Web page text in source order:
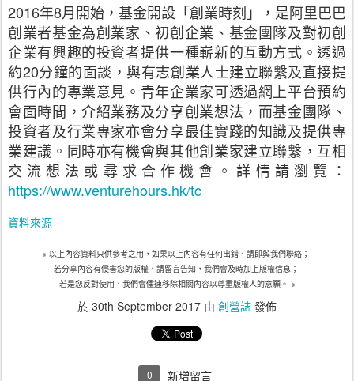
2016年8月開始，基金開設「創業時刻」，是阿里巴巴
創業者基金為創業家、初創企業、基金團隊及對初創
企業有興趣的投資者提供一種嶄新的互動方式。透過
約20分鐘的面談，與有志創業人士建立聯繫及直接提
供行內的專業意見。青年企業家可透過網上平台預約
會面時間，介紹業務及分享創業想法，而基金團隊、
投資者及行業專家亦會分享最佳實踐的知識及提供專
業建議。同時亦有機會與其他創業家建立聯繫，互相
交流想法或尋求合作機會。詳情請瀏覽：
https://www.venturehours.hk/tc
資料來源
※ 以上內容資料只供參考之用，如果以上內容有任何出錯，請即與我們聯絡；
若分享內容有侵害您的版權，請留言告知，我們會及時加上版權信息；
若是您反對使用，我們會儘速移除相關內容以尊重版權人的意願。 ※
於 30th September 2017 由 創營誌 發佈
0 新增留言